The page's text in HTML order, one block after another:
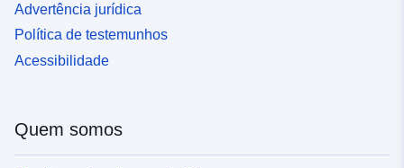
Advertência jurídica
Política de testemunhos
Acessibilidade
Quem somos